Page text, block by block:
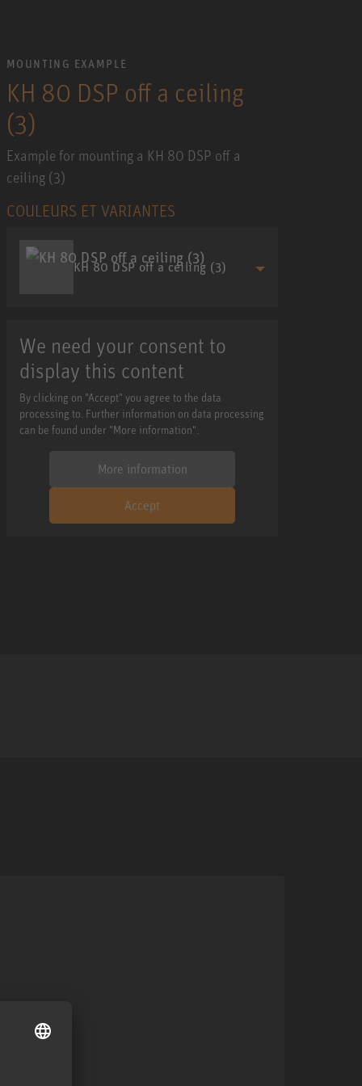
MOUNTING EXAMPLE
KH 80 DSP off a ceiling
(3)
Example for mounting a KH 80 DSP off a
ceiling (3)
COULEURS ET VARIANTES
KH 80 DSP off a ceiling (3)
We need your consent to
display this content
By clicking on "Accept" you agree to the data
processing to. Further information on data processing
can be found under "More information".
More information
Accept